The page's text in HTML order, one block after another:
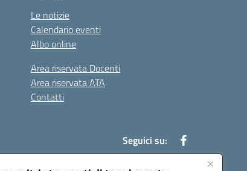
Le notizie
Calendario eventi
Albo online
Area riservata Docenti
Area riservata ATA
Contatti
Seguici su: